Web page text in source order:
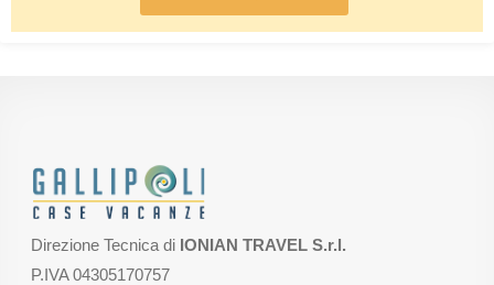
Direzione Tecnica di IONIAN TRAVEL S.r.l.
P.IVA 04305170757